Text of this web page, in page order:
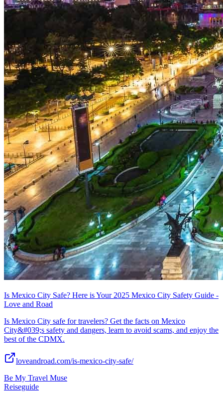
Is Mexico City Safe? Here is Your 2025 Mexico City Safety Guide -
Love and Road
Is Mexico City safe for travelers? Get the facts on Mexico
City&#039;s safety and dangers, learn to avoid scams, and enjoy the
best of the CDMX.
loveandroad.com/is-mexico-city-safe/
Be My Travel Muse
Reiseguide